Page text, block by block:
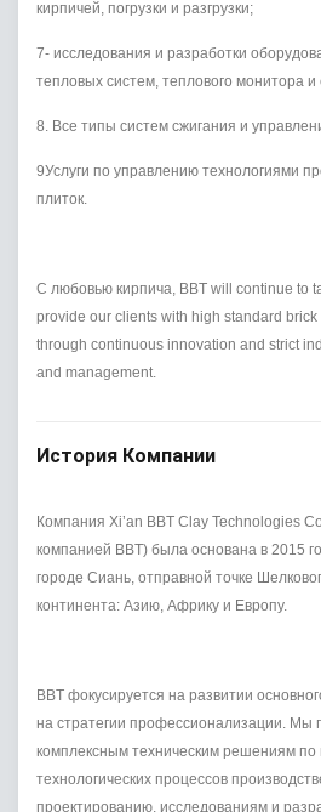
кирпичей, погрузки и разгрузки;
7- исследования и разработки
тепловых систем, теплового монитора
8. Все типы систем сжигания и
9Услуги по управлению технологиями
плиток.
С любовью кирпича, BBT will continue to
provide our clients with high standard
through continuous innovation and strict
and management.
История Компании
Компания Xi’an BBT Clay Technologies
компанией BBT) была основана в 2015
городе Сиань, отправной точке
континента: Азию, Африку и Европу.
BBT фокусируется на развитии
на стратегии профессионализации. Мы
комплексным техническим решениям по
технологических процессов
проектированию, исследованиям и